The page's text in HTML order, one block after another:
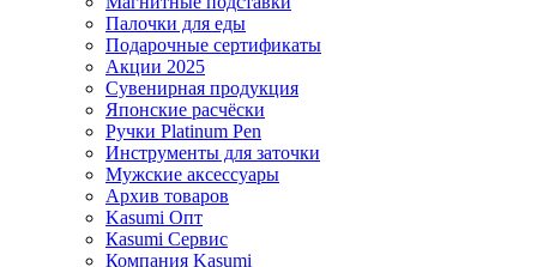
Палочки для еды
Подарочные сертификаты
Акции 2025
Сувенирная продукция
Японские расчёски
Ручки Platinum Pen
Инструменты для заточки
Мужские аксессуары
Архив товаров
Kasumi Опт
Кasumi Сервис
Компания Kasumi